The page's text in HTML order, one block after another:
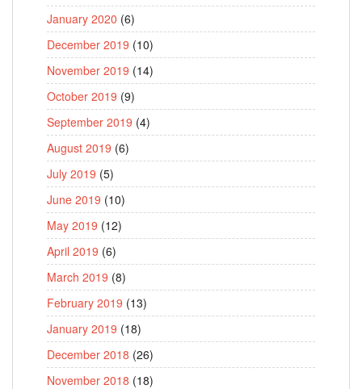
January 2020 (6)
December 2019 (10)
November 2019 (14)
October 2019 (9)
September 2019 (4)
August 2019 (6)
July 2019 (5)
June 2019 (10)
May 2019 (12)
April 2019 (6)
March 2019 (8)
February 2019 (13)
January 2019 (18)
December 2018 (26)
November 2018 (18)